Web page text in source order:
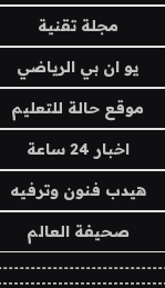
مجلة تقنية
يو ان بي الرياضي
موقع حالة للتعليم
اخبار 24 ساعة
هيدب فنون وترفيه
صحيفة العالم